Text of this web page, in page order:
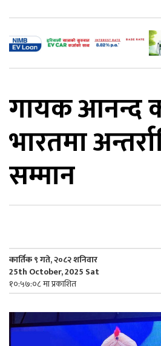
गायक आनन्द
भारतमा
सम्मान
कार्तिक ९ गते, २०८२ शनिवार
25th October, 2025 Sat
१०:५७:०८ मा प्रकाशित